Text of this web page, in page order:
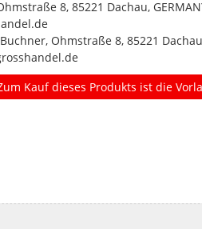
8, 85221 Dachau,
Ohmstraße 8, 85221
Kauf dieses Produkts ist die